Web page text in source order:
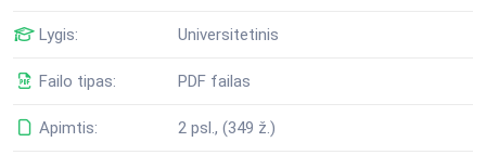
Lygis: Universitetinis
Failo tipas: PDF failas
Apimtis: 2 psl., (349 ž.)